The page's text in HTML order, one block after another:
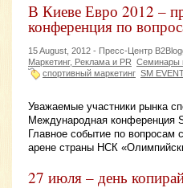
В Киеве Евро 2012 –
конференция по
15 August, 2012 - Пресс-Центр
Маркетинг, Реклама и PR Семинары
спортивный маркетинг SM
Уважаемые участники рынка
Международная конференция
Главное событие по вопросам
арене страны НСК
27 июля – день